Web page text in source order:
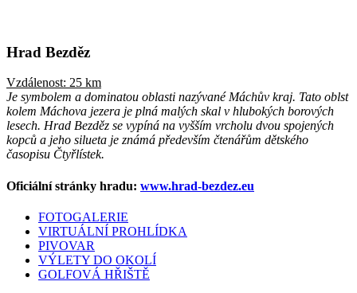
Hrad Bezděz
Vzdálenost: 25 km
Je symbolem a dominatou oblasti nazývané Máchův kraj. Tato oblst
kolem Máchova jezera je plná malých skal v hlubokých borových
lesech. Hrad Bezděz se vypíná na vyšším vrcholu dvou spojených
kopců a jeho silueta je známá především čtenářům dětského
časopisu Čtyřlístek.
Oficiální stránky hradu: www.hrad-bezdez.eu
FOTOGALERIE
VIRTUÁLNÍ PROHLÍDKA
PIVOVAR
VÝLETY DO OKOLÍ
GOLFOVÁ HŘIŠTĚ